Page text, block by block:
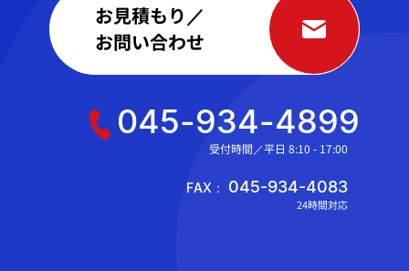
お見積もり／
お問い合わせ
045-934-4899
受付時間／平日 8:10 - 17:00
FAX： 045-934-4083
24時間対応